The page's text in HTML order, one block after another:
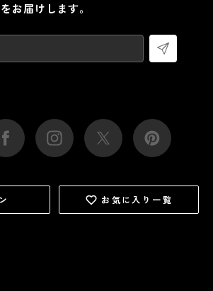
お届けします。
お気に入り一覧